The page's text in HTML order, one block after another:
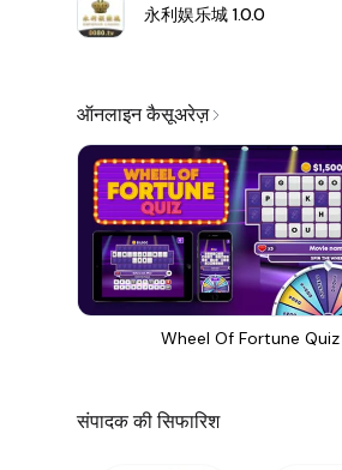
永利娱乐城 1.0.0
ऑनलाइन कैसूअरेज़
Wheel Of Fortune Quiz
संपादक की सिफारिश